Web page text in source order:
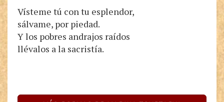
Vísteme tú con tu esplendor,
sálvame, por piedad.
Y los pobres andrajos raídos
llévalos a la sacristía.